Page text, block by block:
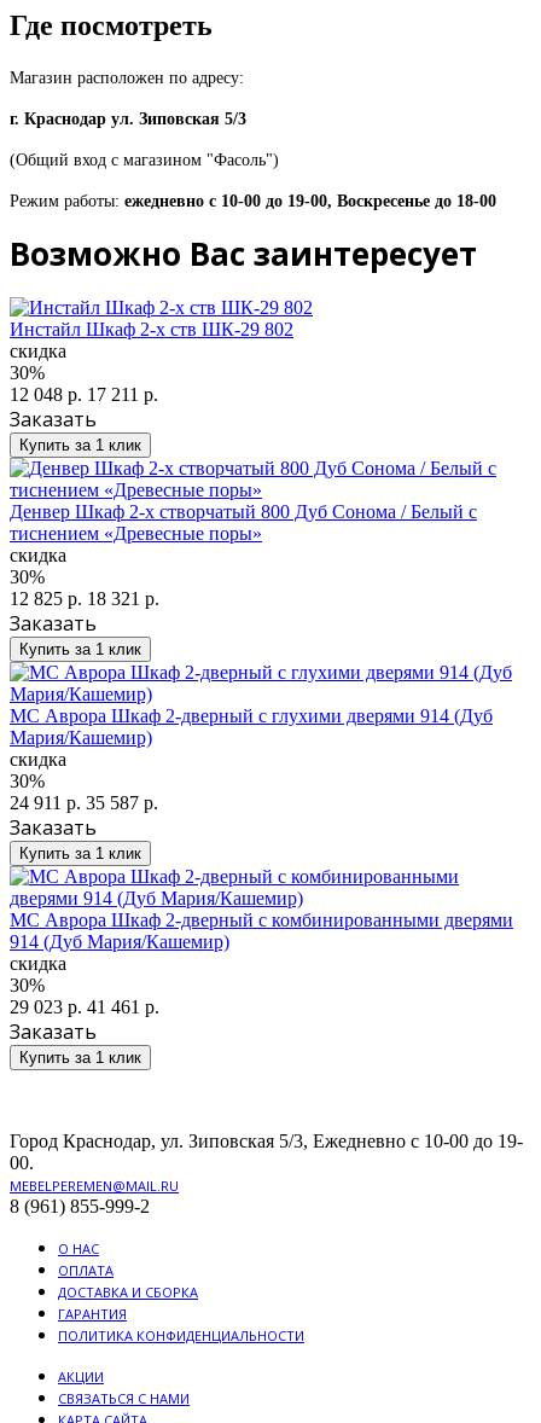
Где посмотреть
Магазин расположен по адресу:
г. Краснодар ул. Зиповская 5/3
(Общий вход с магазином "Фасоль")
Режим работы: ежедневно с 10-00 до 19-00, Воскресенье до 18-00
Возможно Вас заинтересует
Инстайл Шкаф 2-х ств ШК-29 802
скидка
30%
12 048 р. 17 211 р.
Заказать
Купить за 1 клик
Денвер Шкаф 2-х створчатый 800 Дуб Сонома / Белый с
тиснением «Древесные поры»
скидка
30%
12 825 р. 18 321 р.
Заказать
Купить за 1 клик
МС Аврора Шкаф 2-дверный с глухими дверями 914 (Дуб
Мария/Кашемир)
скидка
30%
24 911 р. 35 587 р.
Заказать
Купить за 1 клик
МС Аврора Шкаф 2-дверный с комбинированными дверями
914 (Дуб Мария/Кашемир)
скидка
30%
29 023 р. 41 461 р.
Заказать
Купить за 1 клик
Город Краснодар, ул. Зиповская 5/3, Ежедневно с 10-00 до 19-
00.
MEBELPEREMEN@MAIL.RU
8 (961) 855-999-2
О НАС
ОПЛАТА
ДОСТАВКА И СБОРКА
ГАРАНТИЯ
ПОЛИТИКА КОНФИДЕНЦИАЛЬНОСТИ
АКЦИИ
СВЯЗАТЬСЯ С НАМИ